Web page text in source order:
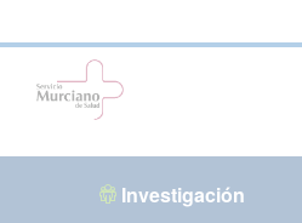
Investigación